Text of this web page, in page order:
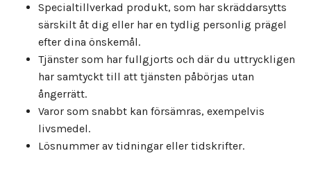
Specialtillverkad produkt, som har skräddarsytts
särskilt åt dig eller har en tydlig personlig prägel
efter dina önskemål.
Tjänster som har fullgjorts och där du uttryckligen
har samtyckt till att tjänsten påbörjas utan
ångerrätt.
Varor som snabbt kan försämras, exempelvis
livsmedel.
Lösnummer av tidningar eller tidskrifter.